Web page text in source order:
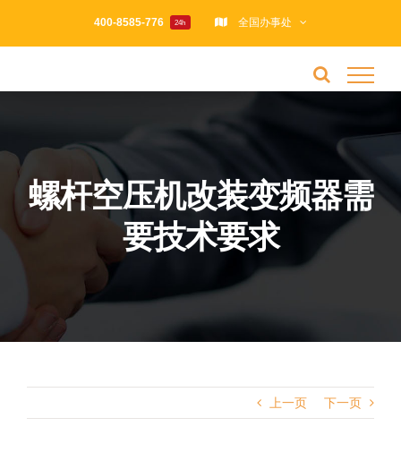
400-8585-776 24h 全国办事处
螺杆空压机改装变频器需
要技术要求
上一页 下一页